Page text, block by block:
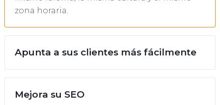
zona horaria.
Apunta a sus clientes más fácilmente
Mejora su SEO